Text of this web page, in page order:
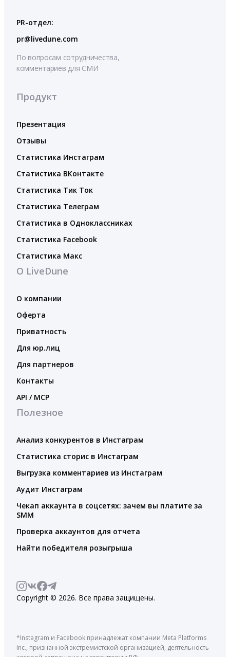
PR-отдел:
pr@livedune.com
По вопросам сотрудничества,
комментариев для СМИ
Продукт
Презентация
Отзывы
Статистика Инстаграм
Статистика ВКонтакте
Статистика Тик Ток
Статистика Телеграм
Статистика в Одноклассниках
Статистика Facebook
Статистика Макс
О LiveDune
О компании
Оферта
Приватность
Для юр.лиц
Для партнеров
Контакты
API / MCP
Полезное
Анализ конкурентов в Инстаграм
Статистика сторис в Инстаграм
Выгрузка комментариев из Инстаграм
Аудит Инстаграм
Чекап аккаунта в соцсетях: зачем вы платите за
SMM
Проверка аккаунтов для отчета
Найти победителя розыгрыша
Copyright © 2026. Все права защищены.
*Instagram и Facebook принадлежат компании Meta Platforms
Inc., признанной экстремистской организацией, деятельность